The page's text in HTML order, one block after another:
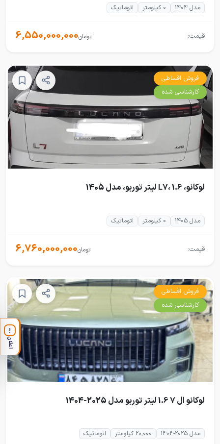
مدل 1404 0 کیلومتر اتوماتیک
قیمت: 6,550,000,000تومان
فروش اقساطی
کارشناسی شده
لوکانو، L7، 1.6 لیتر توربو، مدل 1405
مدل 1405 0 کیلومتر اتوماتیک
قیمت: 6,760,000,000تومان
فروش اقساطی
کارشناسی شده
لوکانو ال 7 1.6 لیتر توربو مدل 2025-1404
مدل 2025-1404 20,000 کیلومتر اتوماتیک
!
اعلان